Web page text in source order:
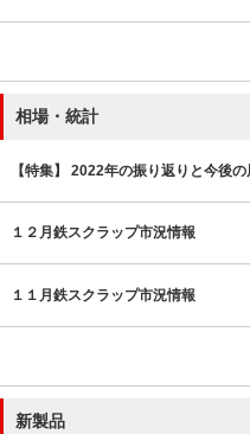
相場・統計
【特集】 2022年の振り返りと今後の
１２月鉄スクラップ市況情報
１１月鉄スクラップ市況情報
新製品